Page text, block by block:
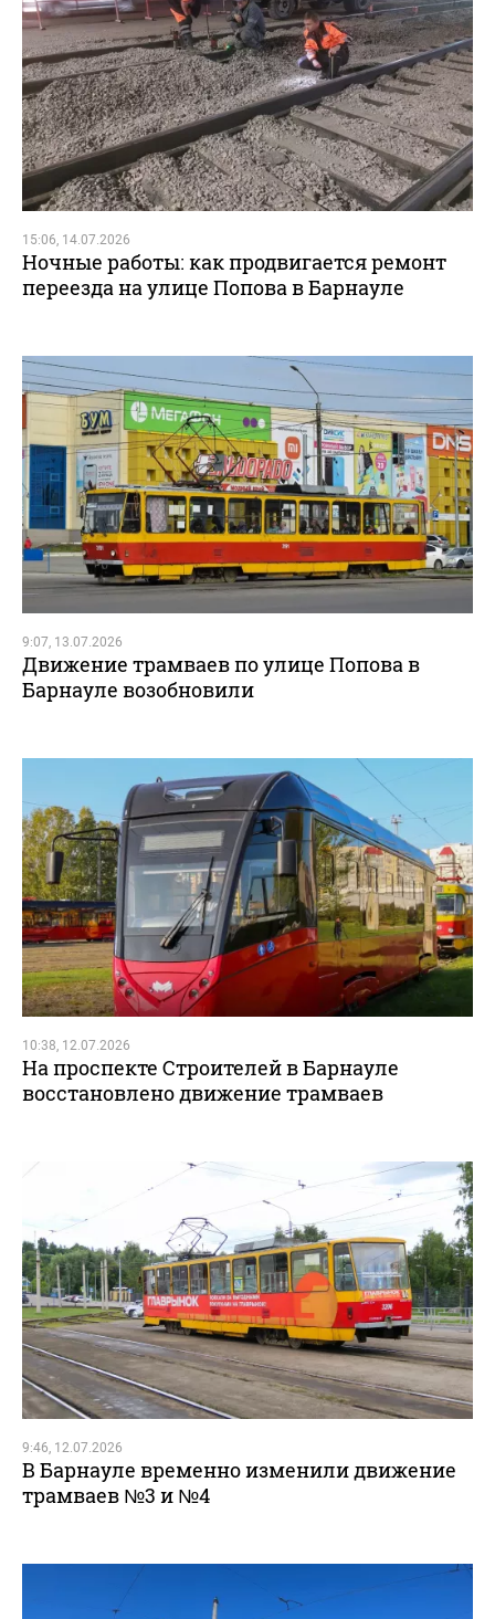
15:06, 14.07.2026
Ночные работы: как продвигается ремонт
переезда на улице Попова в Барнауле
9:07, 13.07.2026
Движение трамваев по улице Попова в
Барнауле возобновили
10:38, 12.07.2026
На проспекте Строителей в Барнауле
восстановлено движение трамваев
9:46, 12.07.2026
В Барнауле временно изменили движение
трамваев №3 и №4